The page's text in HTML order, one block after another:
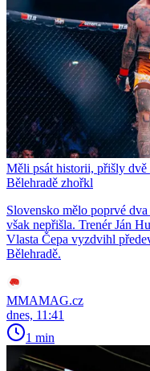
Měli psát historii, přišly
Bělehradě zhořkl
Slovensko mělo poprvé
však nepřišla. Trenér Ján
Vlasta Čepa vyzdvihl
Bělehradě.
MMAMAG.cz
dnes, 11:41
1 min